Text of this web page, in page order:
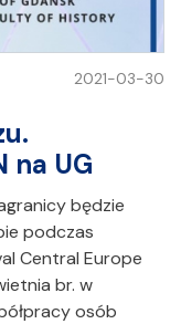
2021-03-30
na UG
będzie
podczas
Central Europe
br. w
osób